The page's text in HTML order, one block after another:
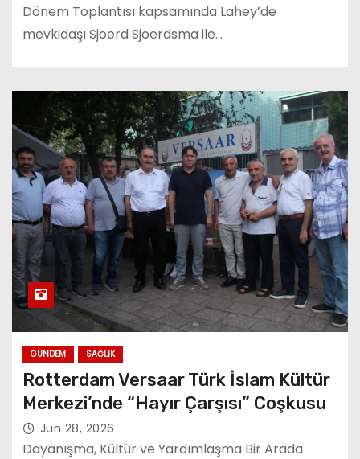
Dönem Toplantısı kapsamında Lahey’de
mevkidaşı Sjoerd Sjoerdsma ile…
GÜNDEM SAĞLIK
Rotterdam Versaar Türk İslam Kültür
Merkezi’nde “Hayır Çarşısı” Coşkusu
Jun 28, 2026
Dayanışma, Kültür ve Yardımlaşma Bir Arada